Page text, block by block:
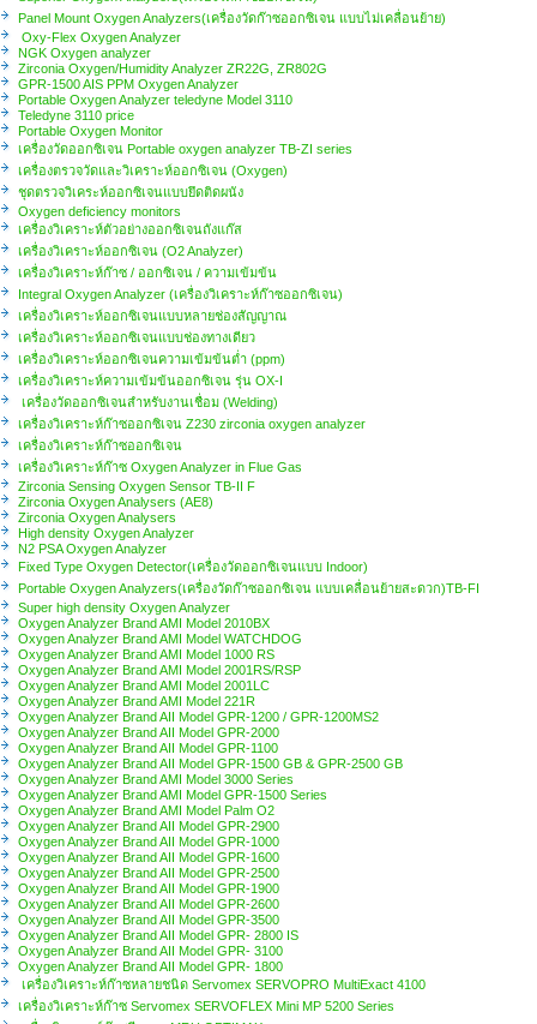
Panel Mount Oxygen Analyzers(เครื่องวัดก๊าซออกซิเจน แบบไม่เคลื่อนย้าย)
Oxy-Flex Oxygen Analyzer
NGK Oxygen analyzer
Zirconia Oxygen/Humidity Analyzer ZR22G, ZR802G
GPR-1500 AIS PPM Oxygen Analyzer
Portable Oxygen Analyzer​​​​​ teledyne Model 3110
Teledyne 3110 price
Portable Oxygen Monitor
เครื่องวัดออกซิเจน Portable oxygen analyzer TB-ZI series
เครื่องตรวจวัดและวิเคราะห์ออกซิเจน (Oxygen)
ชุดตรวจวิเคระห์ออกซิเจนแบบยึดติดผนัง
Oxygen deficiency monitors
เครื่องวิเคราะห์ตัวอย่างออกซิเจนถังแก๊ส
เครื่องวิเคราะห์ออกซิเจน (O2 Analyzer)
เครื่องวิเคราะห์ก๊าซ / ออกซิเจน / ความเข้มข้น
Integral Oxygen Analyzer (เครื่องวิเคราะห์ก๊าซออกซิเจน)
เครื่องวิเคราะห์ออกซิเจนแบบหลายช่องสัญญาณ
เครื่องวิเคราะห์ออกซิเจนแบบช่องทางเดียว
เครื่องวิเคราะห์ออกซิเจนความเข้มข้นต่ำ (ppm)
เครื่องวิเคราะห์ความเข้มข้นออกซิเจน รุ่น OX-I
เครื่องวัดออกซิเจนสำหรับงานเชื่อม (Welding)
เครื่องวิเคราะห์ก๊าซออกซิเจน Z230 zirconia oxygen analyzer
เครื่องวิเคราะห์ก๊าซออกซิเจน
เครื่องวิเคราะห์ก๊าซ Oxygen Analyzer in Flue Gas
Zirconia Sensing Oxygen Sensor TB-II F
Zirconia Oxygen Analysers (AE8)
Zirconia Oxygen Analysers
High density Oxygen Analyzer
N2 PSA Oxygen Analyzer
Fixed Type Oxygen Detector(เครื่องวัดออกซิเจนแบบ Indoor)
Portable Oxygen Analyzers(เครื่องวัดก๊าซออกซิเจน แบบเคลื่อนย้ายสะดวก)TB-FI
Super high density Oxygen Analyzer
Oxygen Analyzer Brand AMI Model 2010BX
Oxygen Analyzer Brand AMI Model WATCHDOG
Oxygen Analyzer Brand AMI Model 1000 RS
Oxygen Analyzer Brand AMI Model 2001RS/RSP
Oxygen Analyzer Brand AMI Model 2001LC
Oxygen Analyzer Brand AMI Model 221R
Oxygen Analyzer Brand AII Model GPR-1200 / GPR-1200MS2
Oxygen Analyzer Brand AII Model GPR-2000
Oxygen Analyzer Brand AII Model GPR-1100
Oxygen Analyzer Brand AII Model GPR-1500 GB & GPR-2500 GB
Oxygen Analyzer Brand AMI Model 3000 Series
Oxygen Analyzer Brand AMI Model GPR-1500 Series
Oxygen Analyzer Brand AMI Model Palm O2
Oxygen Analyzer Brand AII Model GPR-2900
Oxygen Analyzer Brand AII Model GPR-1000
Oxygen Analyzer Brand AII Model GPR-1600
Oxygen Analyzer Brand AII Model GPR-2500
Oxygen Analyzer Brand AII Model GPR-1900
Oxygen Analyzer Brand AII Model GPR-2600
Oxygen Analyzer Brand AII Model GPR-3500
Oxygen Analyzer Brand AII Model GPR- 2800 IS
Oxygen Analyzer Brand AII Model GPR- 3100
Oxygen Analyzer Brand AII Model GPR- 1800
เครื่องวิเคราะห์ก๊าซหลายชนิด Servomex SERVOPRO MultiExact 4100
เครื่องวิเคราะห์ก๊าซ Servomex SERVOFLEX Mini MP 5200 Series